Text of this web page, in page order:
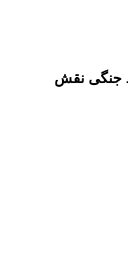
جنگی نقش